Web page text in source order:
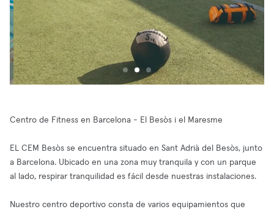
Centro de Fitness en Barcelona - El Besòs i el Maresme
EL CEM Besòs se encuentra situado en Sant Adrià del Besòs, junto
a Barcelona. Ubicado en una zona muy tranquila y con un parque
al lado, respirar tranquilidad es fácil desde nuestras instalaciones.
Nuestro centro deportivo consta de varios equipamientos que